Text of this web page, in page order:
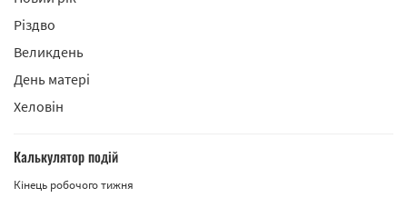
Різдво
Великдень
День матері
Хеловін
Калькулятор подій
Кінець робочого тижня